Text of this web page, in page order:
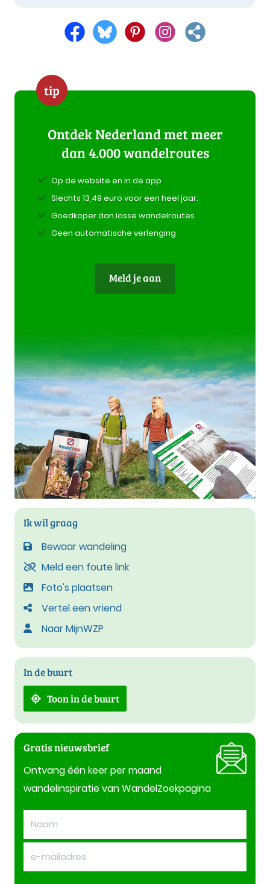
tip
Ontdek Nederland met meer
dan 4.000 wandelroutes
Op de website en in de app
Slechts 13,49 euro voor een heel jaar.
Goedkoper dan losse wandelroutes
Geen automatische verlenging
Meld je aan
Ik wil graag
Bewaar wandeling
Meld een foute link
Foto's plaatsen
Vertel een vriend
Naar MijnWZP
In de buurt
Toon in de buurt
Gratis nieuwsbrief
Ontvang één keer per maand
wandelinspiratie van WandelZoekpagina